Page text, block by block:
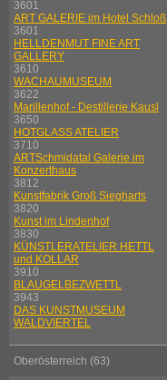
3601
ART GALERIE im Hotel Schloß
3601
HELLDENMUT FINE ART
GALLERY
3610
WACHAUMUSEUM
3622
Marillenhof - Destillerie Kausl
3650
HOTGLASS ATELIER
3710
ARTSchmidatal Galerie im
Konzerthaus
3812
Kunstfabrik Groß Siegharts
3820
Kunst im Lindenhof
3830
KÜNSTLERATELIER HETTL
und KOLLAR
3910
BLAUGELBEZWETTL
3943
DAS KUNSTMUSEUM
WALDVIERTEL
Oberösterreich (63)